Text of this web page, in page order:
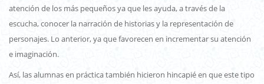
atención de los más pequeños ya que les ayuda, a través de la
escucha, conocer la narración de historias y la representación de
personajes. Lo anterior, ya que favorecen en incrementar su atención
e imaginación.
Así, las alumnas en práctica también hicieron hincapié en que este tipo